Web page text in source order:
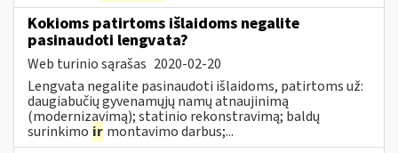
Kokioms patirtoms išlaidoms negalite
pasinaudoti lengvata?
Web turinio sąrašas 2020-02-20
Lengvata negalite pasinaudoti išlaidoms, patirtoms už:
daugiabučių gyvenamųjų namų atnaujinimą
(modernizavimą); statinio rekonstravimą; baldų
surinkimo ir montavimo darbus;...